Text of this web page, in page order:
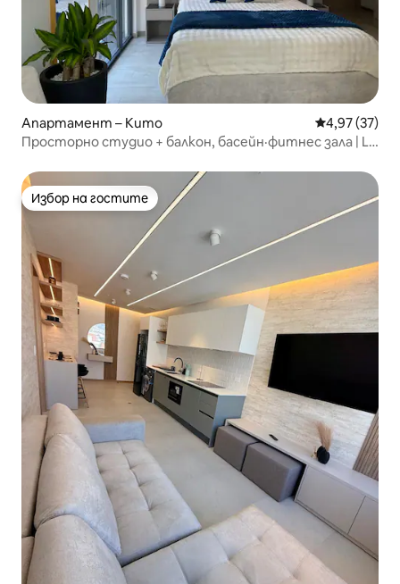
Апартамент – Кито Средна
4,97 (37)
Просторно студио + балкон, басейн·фитнес зала | La
Избор на гостите
Избор на гостите